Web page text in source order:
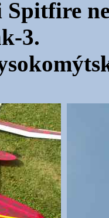
3.